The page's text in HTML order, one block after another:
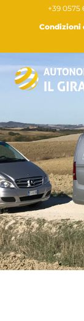
+39 0575
Condizioni